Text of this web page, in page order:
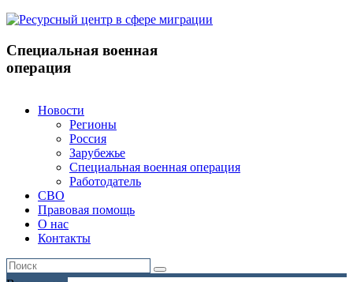
Специальная военная
операция
Новости
Регионы
Россия
Зарубежье
Специальная военная операция
Работодатель
СВО
Правовая помощь
О нас
Контакты